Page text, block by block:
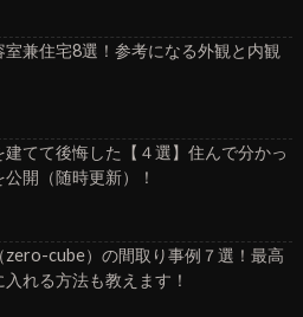
室兼住宅8選！参考になる外観と内観
建てて後悔した【４選】住んで分かっ
開（随時更新）！
zero-cube）の間取り事例７選！最高
れる方法も教えます！